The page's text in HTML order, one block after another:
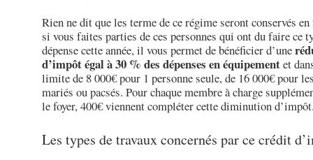
Rien ne dit que les terme de ce régime seront conservés
si vous faites parties de ces personnes qui ont du faire ce
dépense cette année, il vous permet de bénéficier d’une
d’impôt égal à 30 % des dépenses en équipementet
limite de 8 000€ pour 1 personne seule, de 16 000€ pour
mariés ou pacsés. Pour chaque membre à charge
le foyer, 400€ viennent compléter cette diminution
Les types de travaux concernés par ce crédit